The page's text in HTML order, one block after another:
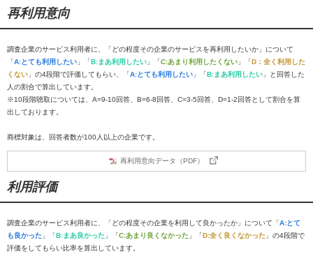
再利用意向
調査企業のサービス利用者に、「どの程度その企業のサービスを再利用したいか」について
「A:とても利用したい 」「B:まあ利用したい 」「C:あまり利用したくない 」「D：全く利用した
くない 」の4段階で評価してもらい、「A:とても利用したい 」「B:まあ利用したい 」と回答した
人の割合で算出しています。
※10段階聴取については、A=9-10回答、B=6-8回答、C=3-5回答、D=1-2回答として割合を算
出しております。
商標対象は、回答者数が100人以上の企業です。
再利用意向データ（PDF）
利用評価
調査企業のサービス利用者に、「どの程度その企業を利用して良かったか」について「A:とて
も良かった 」「B:まあ良かった 」「C:あまり良くなかった 」「D:全く良くなかった 」の4段階で
評価をしてもらい比率を算出しています。